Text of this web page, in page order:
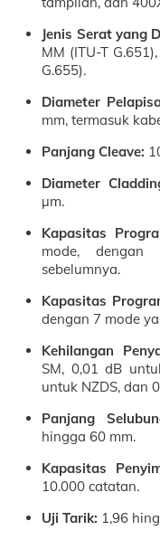
Jenis Serat yang
MM (ITU-T
G.655).
Diameter
mm, termasuk
Panjang Cleave:
Diameter
µm.
Kapasitas
mode,
sebelumnya.
Kapasitas
dengan 7 mode
Kehilangan
SM, 0,01 dB
untuk NZDS, dan
Panjang
hingga 60 mm.
Kapasitas
10.000 catatan.
Uji Tarik: 1,96